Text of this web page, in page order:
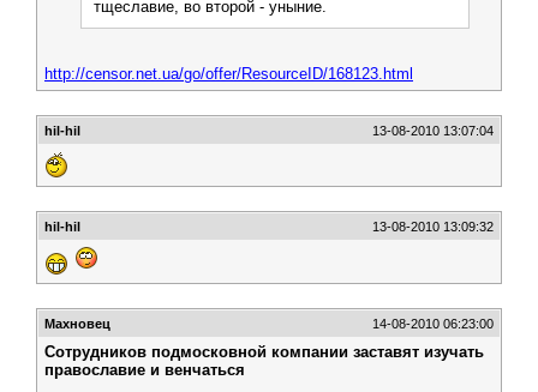
тщеславие, во второй - уныние.
http://censor.net.ua/go/offer/ResourceID/168123.html
hil-hil 13-08-2010 13:07:04
hil-hil 13-08-2010 13:09:32
Махновец 14-08-2010 06:23:00
Сотрудников подмосковной компании заставят изучать
православие и венчаться